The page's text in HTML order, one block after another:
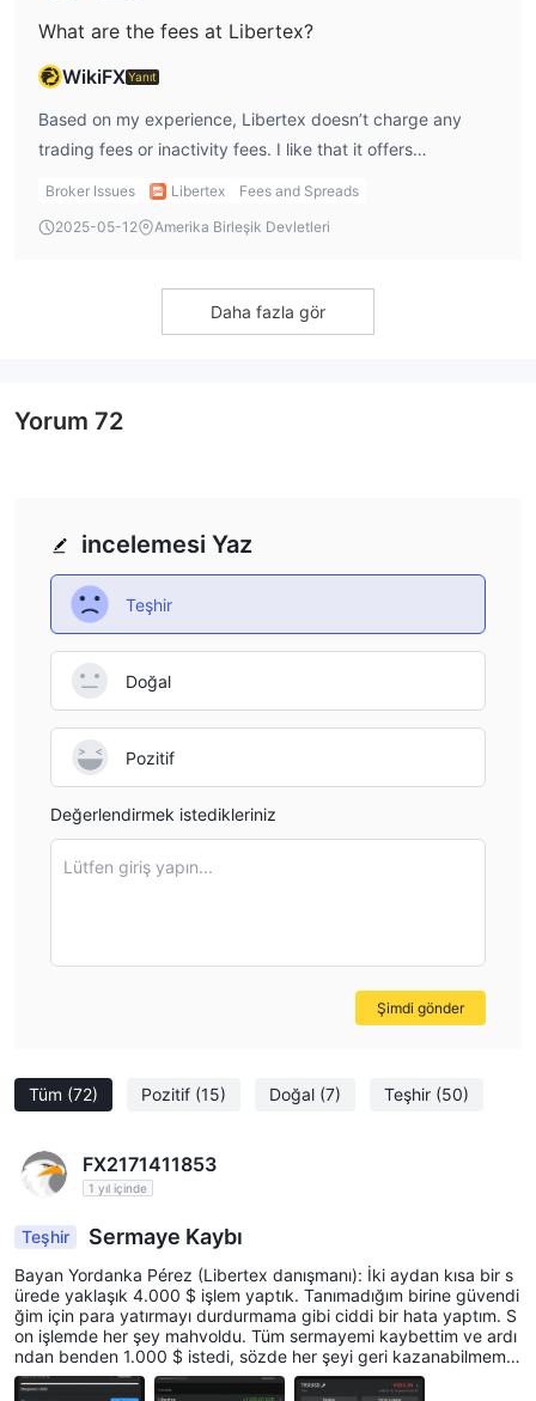
What are the fees at Libertex?
WikiFXYanıt
Based on my experience, Libertex doesn’t charge any
trading fees or inactivity fees. I like that it offers
competitive spreads starting from 0.0 pips, especially
charges is a major plus for me when trading.
Broker Issues Libertex
Fees and Spreads
2025-05-12
Amerika Birleşik Devletleri
Daha fazla gör
Tüm (72) Pozitif (15) Doğal (7) Teşhir (50)
FX2171411853
1 yıl içinde
Teşhir Sermaye Kaybı
Bayan Yordanka Pérez (Libertex danışmanı): İki aydan kısa bir s
ürede yaklaşık 4.000 $ işlem yaptık. Tanımadığım birine güvendi
ğim için para yatırmayı durdurmama gibi ciddi bir hata yaptım. S
on işlemde her şey mahvoldu. Tüm sermayemi kaybettim ve ardı
ndan benden 1.000 $ istedi, sözde her şeyi geri kazanabilmem i
çin bana başka bir bonus verecekti. 100 $ yatırdım ve hiçbir şey
olmadı. Bundan sonra "danışman" ortadan kayboldu ve bir daha
incelemesi Yaz
Teşhir
Doğal
Pozitif
Değerlendirmek istedikleriniz
Lütfen giriş yapın...
Şimdi gönder
Yorum 72